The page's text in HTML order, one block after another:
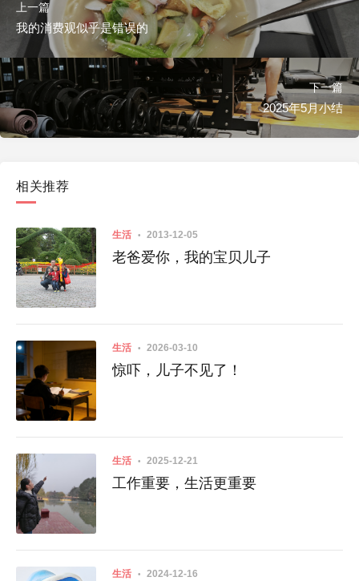
上一篇
我的消费观似乎是错误的
下一篇
2025年5月小结
相关推荐
生活 2013-12-05
老爸爱你，我的宝贝儿子
生活 2026-03-10
惊吓，儿子不见了！
生活 2025-12-21
工作重要，生活更重要
生活 2024-12-16